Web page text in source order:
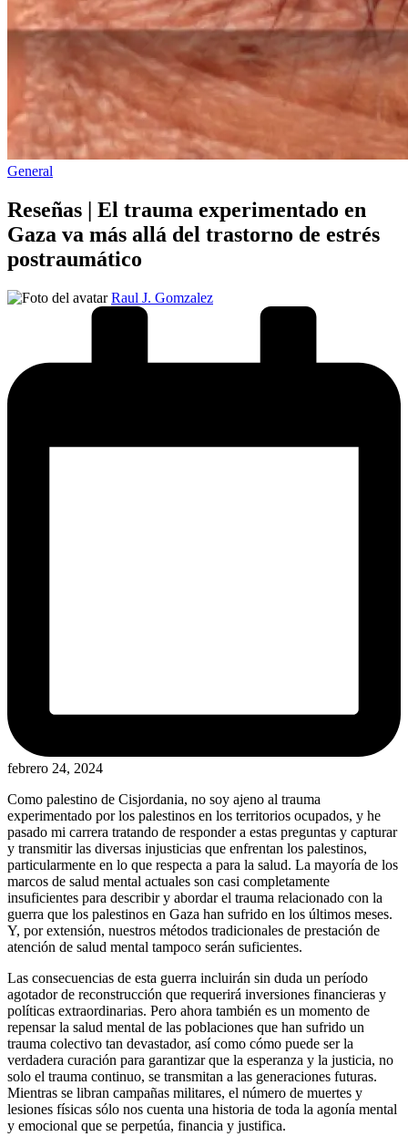
Publicado
General
Reseñas | El trauma experimentado en
Gaza va más allá del trastorno de estrés
postraumático
Publicado
Raul J. Gomzalez
febrero 24, 2024
Como palestino de Cisjordania, no soy ajeno al trauma
experimentado por los palestinos en los territorios ocupados, y he
pasado mi carrera tratando de responder a estas preguntas y capturar
y transmitir las diversas injusticias que enfrentan los palestinos,
particularmente en lo que respecta a para la salud. La mayoría de los
marcos de salud mental actuales son casi completamente
insuficientes para describir y abordar el trauma relacionado con la
guerra que los palestinos en Gaza han sufrido en los últimos meses.
Y, por extensión, nuestros métodos tradicionales de prestación de
atención de salud mental tampoco serán suficientes.
Las consecuencias de esta guerra incluirán sin duda un período
agotador de reconstrucción que requerirá inversiones financieras y
políticas extraordinarias. Pero ahora también es un momento de
repensar la salud mental de las poblaciones que han sufrido un
trauma colectivo tan devastador, así como cómo puede ser la
verdadera curación para garantizar que la esperanza y la justicia, no
solo el trauma continuo, se transmitan a las generaciones futuras.
Mientras se libran campañas militares, el número de muertes y
lesiones físicas sólo nos cuenta una historia de toda la agonía mental
y emocional que se perpetúa, financia y justifica.